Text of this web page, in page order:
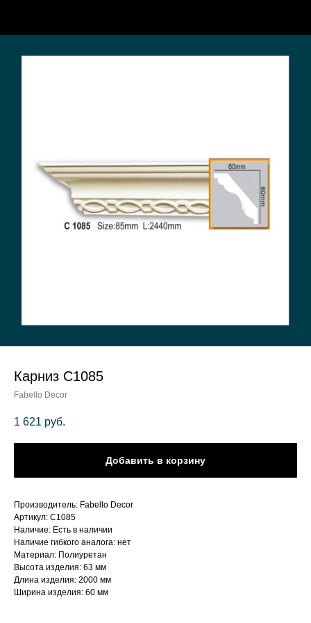
Карниз C1085
Fabello Decor
1 621 руб.
Добавить в корзину
Производитель: Fabello Decor
Артикул: C1085
Наличие: Есть в наличии
Наличие гибкого аналога: нет
Материал: Полиуретан
Высота изделия: 63 мм
Длина изделия: 2000 мм
Ширина изделия: 60 мм